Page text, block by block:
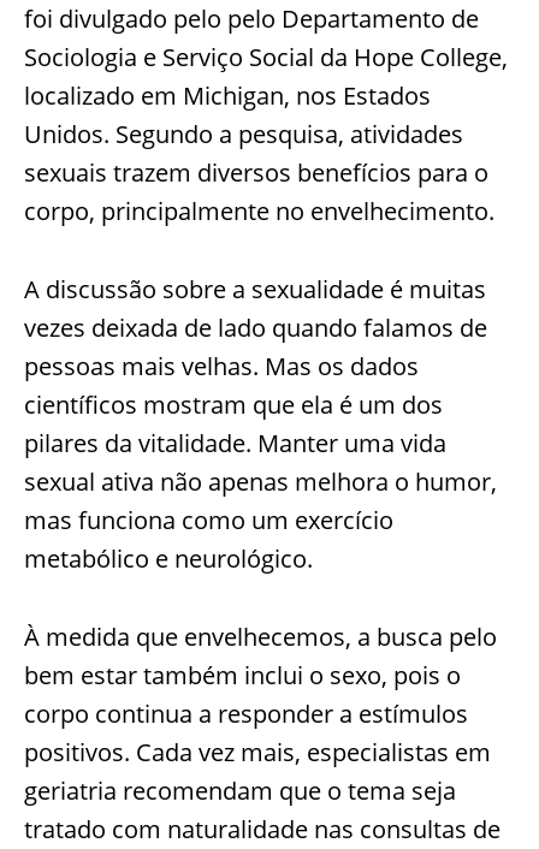
foi divulgado pelo pelo Departamento de
Sociologia e Serviço Social da Hope College,
localizado em Michigan, nos Estados
Unidos. Segundo a pesquisa, atividades
sexuais trazem diversos benefícios para o
corpo, principalmente no envelhecimento.
A discussão sobre a sexualidade é muitas
vezes deixada de lado quando falamos de
pessoas mais velhas. Mas os dados
científicos mostram que ela é um dos
pilares da vitalidade. Manter uma vida
sexual ativa não apenas melhora o humor,
mas funciona como um exercício
metabólico e neurológico.
À medida que envelhecemos, a busca pelo
bem estar também inclui o sexo, pois o
corpo continua a responder a estímulos
positivos. Cada vez mais, especialistas em
geriatria recomendam que o tema seja
tratado com naturalidade nas consultas de